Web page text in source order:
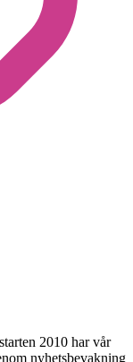
2010 har vår
nyhetsbevakning